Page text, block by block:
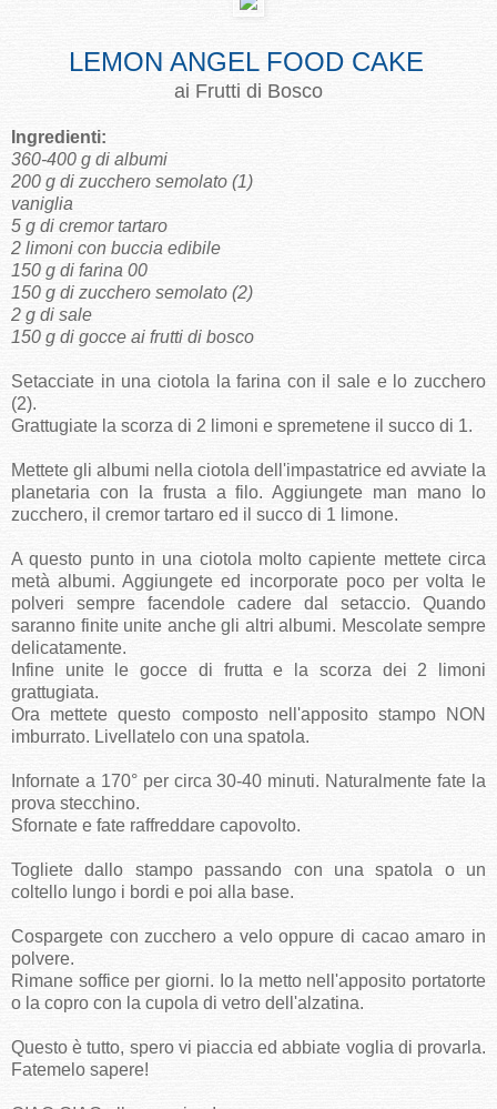
LEMON ANGEL FOOD CAKE
ai Frutti di Bosco
Ingredienti:
360-400 g di albumi
200 g di zucchero semolato (1)
vaniglia
5 g di cremor tartaro
2 limoni con buccia edibile
150 g di farina 00
150 g di zucchero semolato (2)
2 g di sale
150 g di gocce ai frutti di bosco
Setacciate in una ciotola la farina con il sale e lo zucchero
(2).
Grattugiate la scorza di 2 limoni e spremetene il succo di 1.
Mettete gli albumi nella ciotola dell'impastatrice ed avviate la
planetaria con la frusta a filo. Aggiungete man mano lo
zucchero, il cremor tartaro ed il succo di 1 limone.
A questo punto in una ciotola molto capiente mettete circa
metà albumi. Aggiungete ed incorporate poco per volta le
polveri sempre facendole cadere dal setaccio. Quando
saranno finite unite anche gli altri albumi. Mescolate sempre
delicatamente.
Infine unite le gocce di frutta e la scorza dei 2 limoni
grattugiata.
Ora mettete questo composto nell'apposito stampo NON
imburrato. Livellatelo con una spatola.
Infornate a 170° per circa 30-40 minuti. Naturalmente fate la
prova stecchino.
Sfornate e fate raffreddare capovolto.
Togliete dallo stampo passando con una spatola o un
coltello lungo i bordi e poi alla base.
Cospargete con zucchero a velo oppure di cacao amaro in
polvere.
Rimane soffice per giorni. Io la metto nell'apposito portatorte
o la copro con la cupola di vetro dell'alzatina.
Questo è tutto, spero vi piaccia ed abbiate voglia di provarla.
Fatemelo sapere!